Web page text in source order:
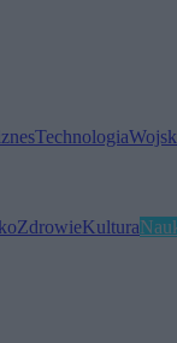
Technologia
ZdrowieKultura